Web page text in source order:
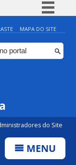
BR
Participe
Canais
MAPA DO SITE
do Site
MENU